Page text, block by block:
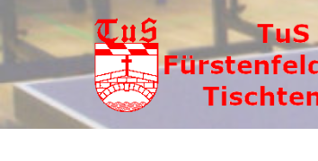
Zum
springen